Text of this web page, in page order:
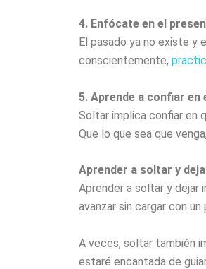
4. Enfócate en el
El pasado ya no existe y
conscientemente,
5. Aprende a confiar en
Soltar implica confiar en
Que lo que sea que
Aprender a soltar y
Aprender a soltar y dejar
avanzar sin cargar con
A veces, soltar también
estaré encantada de